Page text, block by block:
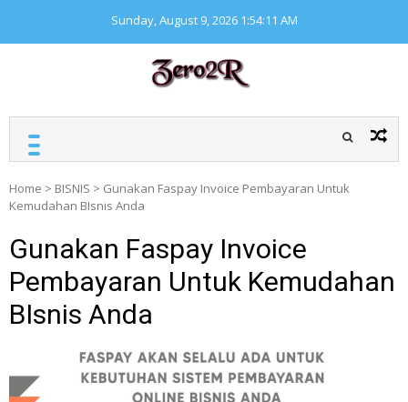
content
Sunday, August 9, 2026 1:54:11 AM
Home > BISNIS > Gunakan Faspay Invoice Pembayaran Untuk
Kemudahan BIsnis Anda
Gunakan Faspay Invoice
Pembayaran Untuk Kemudahan
BIsnis Anda